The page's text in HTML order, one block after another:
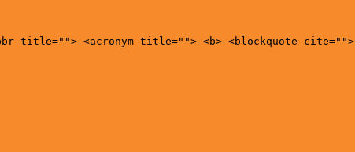
title=""> <acronym title=""> <b> <blockquote cite="">